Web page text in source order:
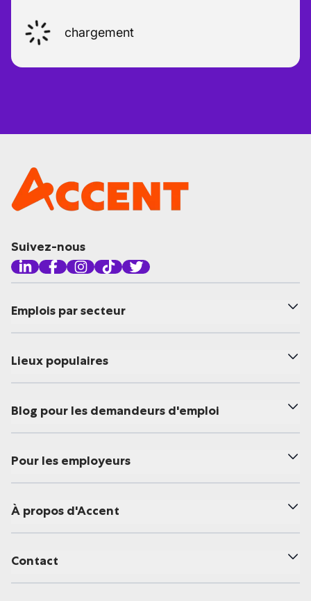
chargement
Suivez-nous
Emplois par secteur
Lieux populaires
Blog pour les demandeurs d'emploi
Pour les employeurs
À propos d'Accent
Contact